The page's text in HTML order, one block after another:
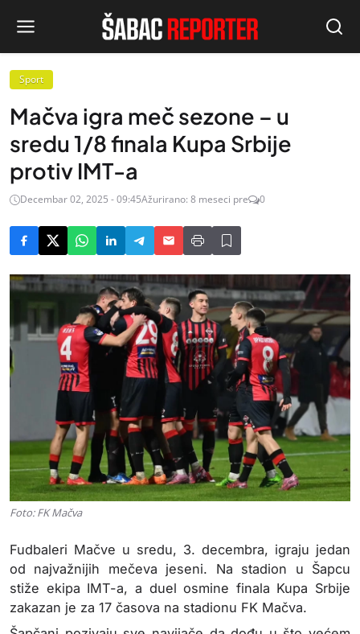
Sport
Mačva igra meč sezone – u
sredu 1/8 finala Kupa Srbije
protiv IMT-a
Decembar 02, 2025 - 09:45Ažurirano: 8 meseci pre 0
Foto: FK Mačva
Fudbaleri Mačve u sredu, 3. decembra, igraju jedan
od najvažnijih mečeva jeseni. Na stadion u Šapcu
stiže ekipa IMT-a, a duel osmine finala Kupa Srbije
zakazan je za 17 časova na stadionu FK Mačva.